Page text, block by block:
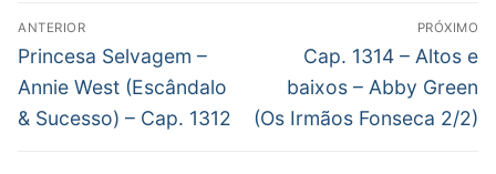
Navegação
de
Post
ANTERIOR
Post
anterior:
Princesa Selvagem –
Annie West (Escândalo
& Sucesso) – Cap. 1312
PRÓXIMO
Próximo
post:
Cap. 1314 – Altos e
baixos – Abby Green
(Os Irmãos Fonseca 2/2)